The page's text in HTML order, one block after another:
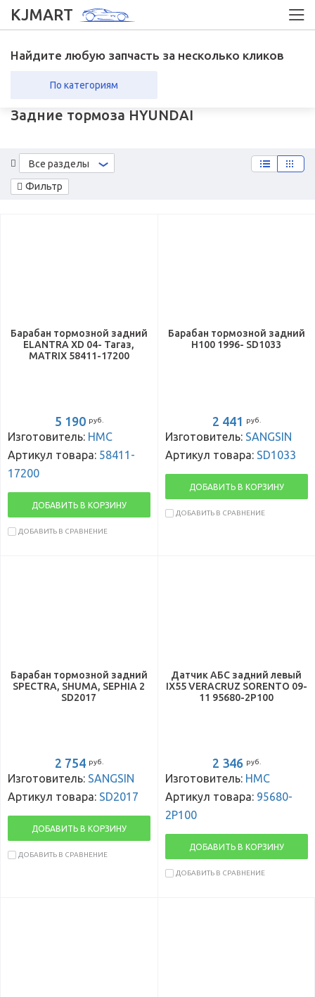
KJMART
Найдите любую запчасть за несколько кликов
По категориям
Задние тормоза HYUNDAI
Фильтр
Все разделы
Барабан тормозной задний
ELANTRA XD 04- Тагаз,
MATRIX 58411-17200
5 190 руб.
Изготовитель: HMC
Артикул товара: 58411-
17200
ДОБАВИТЬ В КОРЗИНУ
ДОБАВИТЬ В СРАВНЕНИЕ
Барабан тормозной задний
H100 1996- SD1033
2 441 руб.
Изготовитель: SANGSIN
Артикул товара: SD1033
ДОБАВИТЬ В КОРЗИНУ
ДОБАВИТЬ В СРАВНЕНИЕ
Барабан тормозной задний
SPECTRA, SHUMA, SEPHIA 2
SD2017
2 754 руб.
Изготовитель: SANGSIN
Артикул товара: SD2017
ДОБАВИТЬ В КОРЗИНУ
ДОБАВИТЬ В СРАВНЕНИЕ
Датчик АБС задний левый
IX55 VERACRUZ SORENTO 09-
11 95680-2P100
2 346 руб.
Изготовитель: HMC
Артикул товара: 95680-
2P100
ДОБАВИТЬ В КОРЗИНУ
ДОБАВИТЬ В СРАВНЕНИЕ